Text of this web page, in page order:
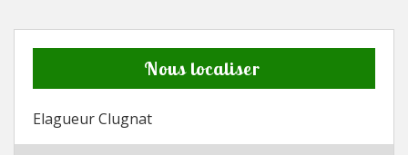
Nous localiser
Elagueur Clugnat